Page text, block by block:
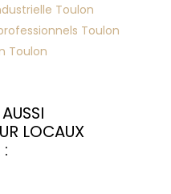
Toulon
Toulon
Toulon
LOCAUX
: